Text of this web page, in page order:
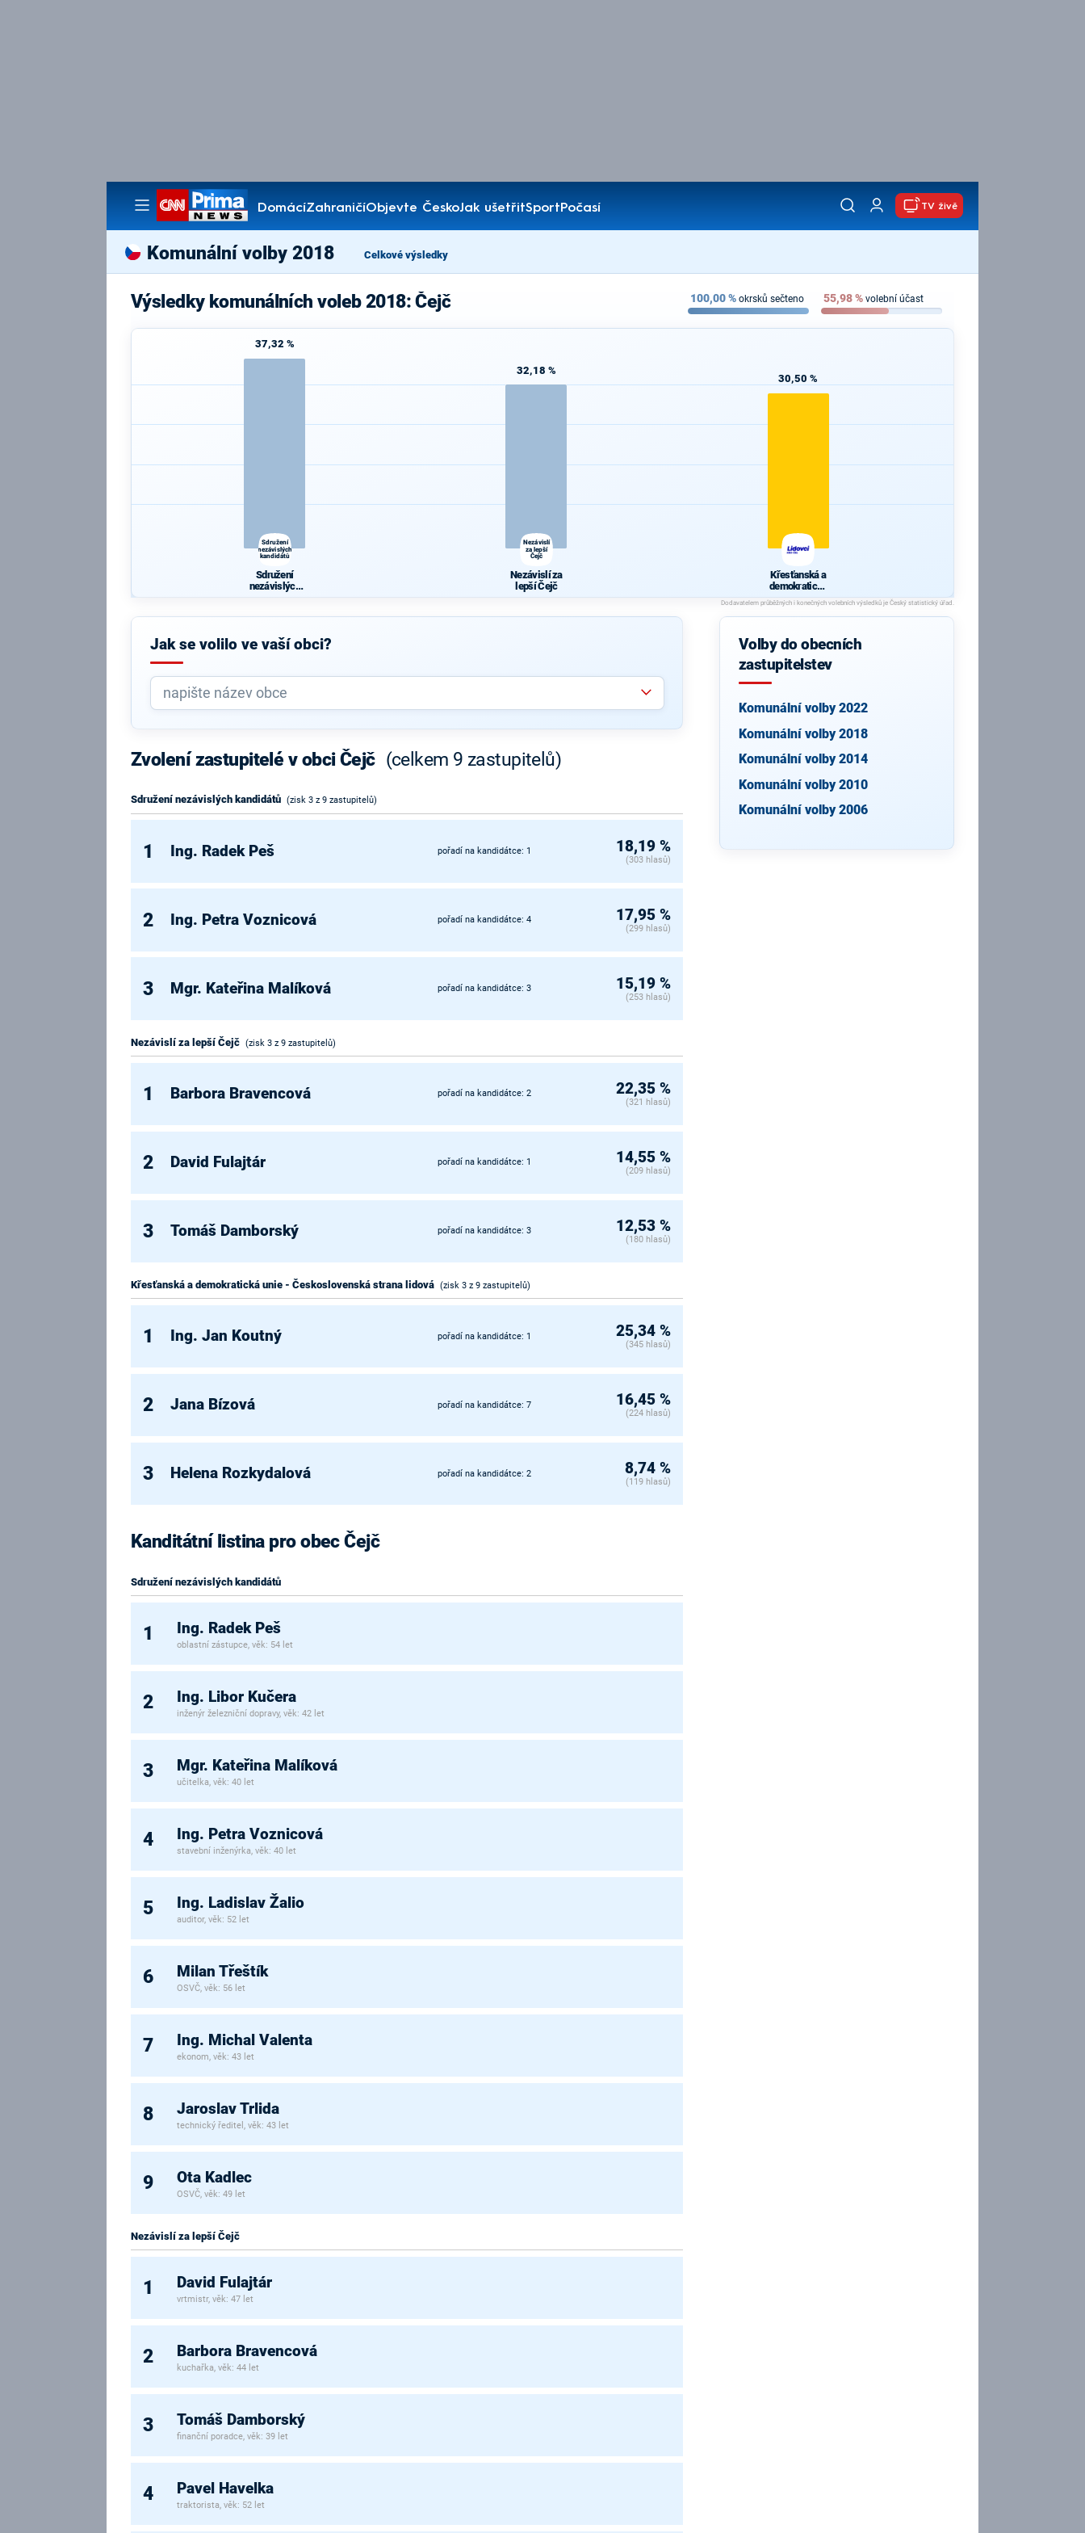
DomácíZahraničíObjevte ČeskoJak ušetřitSportPočasí
Pořady
TV živě
Komunální volby 2018 Celkové výsledky
Výsledky komunálních voleb 2018: Čejč 100,00% okrsků sečteno 55,98% volební účast
37,32 %
Sdružení
nezávislých
kandidátů
Sdružení
nezávislých
32,18 %
Nezávislí
za lepší
Čejč
Nezávislí za
lepší Čejč
30,50 %
Křesťanská a
demokratická
unie -
Českoslovens
ká strana
Jak se volilo ve vaší obci?
Zvolení zastupitelé v obci Čejč (celkem 9 zastupitelů)
Sdružení nezávislých kandidátů (zisk 3 z 9 zastupitelů)
1 Ing. Radek Peš pořadí na kandidátce: 1 18,19 %
(303 hlasů)
2 Ing. Petra Voznicová pořadí na kandidátce: 4 17,95 %
(299 hlasů)
3 Mgr. Kateřina Malíková pořadí na kandidátce: 3 15,19 %
(253 hlasů)
Nezávislí za lepší Čejč (zisk 3 z 9 zastupitelů)
1 Barbora Bravencová pořadí na kandidátce: 2 22,35 %
(321 hlasů)
2 David Fulajtár pořadí na kandidátce: 1 14,55 %
(209 hlasů)
3 Tomáš Damborský pořadí na kandidátce: 3 12,53 %
(180 hlasů)
Křesťanská a demokratická unie - Československá strana lidová (zisk 3 z 9 zastupitelů)
1 Ing. Jan Koutný pořadí na kandidátce: 1 25,34 %
(345 hlasů)
2 Jana Bízová pořadí na kandidátce: 7 16,45 %
(224 hlasů)
3 Helena Rozkydalová pořadí na kandidátce: 2 8,74 %
(119 hlasů)
Kanditátní listina pro obec Čejč
Sdružení nezávislých kandidátů
1 Ing. Radek Peš
oblastní zástupce, věk: 54 let
2 Ing. Libor Kučera
inženýr železniční dopravy, věk: 42 let
3 Mgr. Kateřina Malíková
učitelka, věk: 40 let
4 Ing. Petra Voznicová
stavební inženýrka, věk: 40 let
5 Ing. Ladislav Žalio
auditor, věk: 52 let
6 Milan Třeštík
OSVČ, věk: 56 let
7 Ing. Michal Valenta
ekonom, věk: 43 let
8 Jaroslav Trlida
technický ředitel, věk: 43 let
9 Ota Kadlec
OSVČ, věk: 49 let
Nezávislí za lepší Čejč
1 David Fulajtár
vrtmistr, věk: 47 let
2 Barbora Bravencová
kuchařka, věk: 44 let
3 Tomáš Damborský
finanční poradce, věk: 39 let
4 Pavel Havelka
traktorista, věk: 52 let
Volby do obecních
zastupitelstev
Komunální volby 2022
Komunální volby 2018
Komunální volby 2014
Komunální volby 2010
Komunální volby 2006